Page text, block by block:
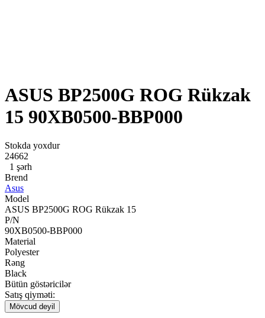
ASUS BP2500G ROG Rükzak
15 90XB0500-BBP000
Stokda yoxdur
24662
1 şərh
Brend
Asus
Model
ASUS BP2500G ROG Rükzak 15
P/N
90XB0500-BBP000
Material
Polyester
Rəng
Black
Bütün göstəricilər
Satış qiyməti:
Mövcud deyil